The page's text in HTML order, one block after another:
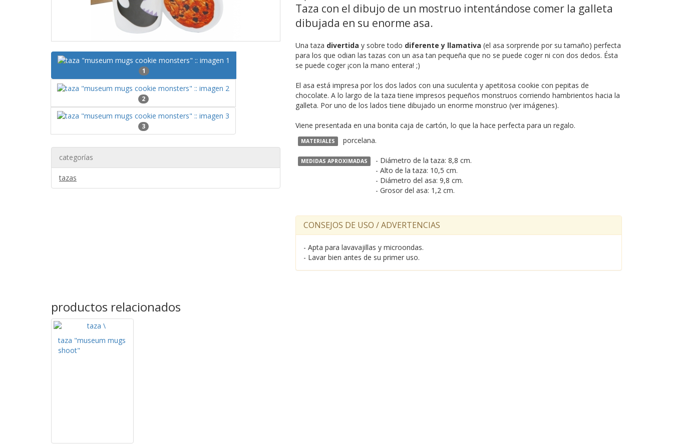
1
2
3
categorías
tazas
Taza con el dibujo de un mostruo intentándose comer la galleta
dibujada en su enorme asa.
Una taza divertida y sobre todo diferente y llamativa (el asa sorprende por su tamaño) perfecta
para los que odian las tazas con un asa tan pequeña que no se puede coger ni con dos dedos. Ésta
se puede coger ¡con la mano entera! ;)
El asa está impresa por los dos lados con una suculenta y apetitosa cookie con pepitas de
chocolate. A lo largo de la taza tiene impresos pequeños monstruos corriendo hambrientos hacia la
galleta. Por uno de los lados tiene dibujado un enorme monstruo (ver imágenes).
Viene presentada en una bonita caja de cartón, lo que la hace perfecta para un regalo.
MATERIALES porcelana.
MEDIDAS APROXIMADAS
- Diámetro de la taza: 8,8 cm.
- Alto de la taza: 10,5 cm.
- Diámetro del asa: 9,8 cm.
- Grosor del asa: 1,2 cm.
CONSEJOS DE USO / ADVERTENCIAS
- Apta para lavavajillas y microondas.
- Lavar bien antes de su primer uso.
productos relacionados
taza "museum mugs
shoot"